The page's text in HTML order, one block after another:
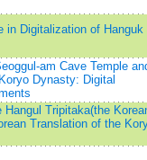
in Digitalization of Hanguk
am Cave Temple
Dynasty: Digital
Tripitaka(the
Translation of the